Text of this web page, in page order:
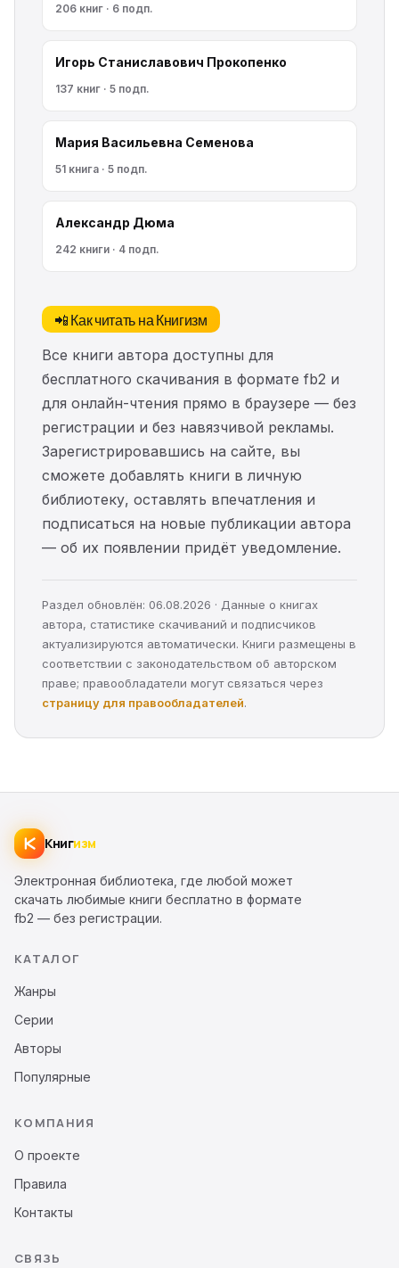
206 книг · 6 подп.
Игорь Станиславович Прокопенко
137 книг · 5 подп.
Мария Васильевна Семенова
51 книга · 5 подп.
Александр Дюма
242 книги · 4 подп.
📲 Как читать на Книгизм
Все книги автора доступны для
бесплатного скачивания в формате fb2 и
для онлайн-чтения прямо в браузере — без
регистрации и без навязчивой рекламы.
Зарегистрировавшись на сайте, вы
сможете добавлять книги в личную
библиотеку, оставлять впечатления и
подписаться на новые публикации автора
— об их появлении придёт уведомление.
Раздел обновлён: 06.08.2026 · Данные о книгах
автора, статистике скачиваний и подписчиков
актуализируются автоматически. Книги размещены в
соответствии с законодательством об авторском
праве; правообладатели могут связаться через
страницу для правообладателей.
Книгизм
Электронная библиотека, где любой может
скачать любимые книги бесплатно в формате
fb2 — без регистрации.
КАТАЛОГ
Жанры
Серии
Авторы
Популярные
КОМПАНИЯ
О проекте
Правила
Контакты
СВЯЗЬ